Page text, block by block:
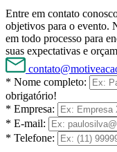
Entre em contato
objetivos para o evento.
em todo processo para
suas expectativas e
* Nome completo:
obrigatório!
* Empresa:
* E-mail:
* Telefone: